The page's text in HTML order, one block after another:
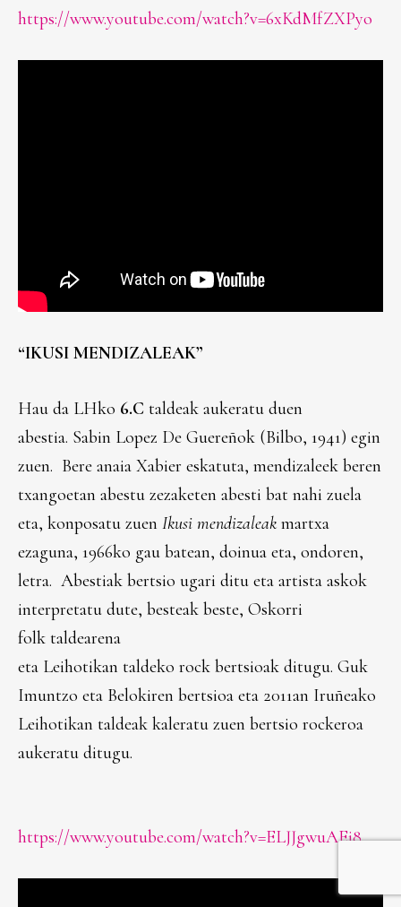
https://www.youtube.com/watch?v=6xKdMfZXPyo
“IKUSI MENDIZALEAK”
Hau da LHko 6.C taldeak aukeratu duen
abestia. Sabin Lopez De Guereñok (Bilbo, 1941) egin
zuen. Bere anaia Xabier eskatuta, mendizaleek beren
txangoetan abestu zezaketen abesti bat nahi zuela
eta, konposatu zuen Ikusi mendizaleak martxa
ezaguna, 1966ko gau batean, doinua eta, ondoren,
letra. Abestiak bertsio ugari ditu eta artista askok
interpretatu dute, besteak beste, Oskorri
folk taldearena
eta Leihotikan taldeko rock bertsioak ditugu. Guk
Imuntzo eta Belokiren bertsioa eta 2011an Iruñeako
Leihotikan taldeak kaleratu zuen bertsio rockeroa
aukeratu ditugu.
https://www.youtube.com/watch?v=ELJJgwuAEi8